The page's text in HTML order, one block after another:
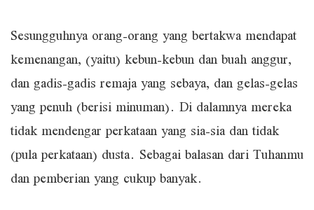
Sesungguhnya orang-orang yang bertakwa mendapat
kemenangan, (yaitu) kebun-kebun dan buah anggur,
dan gadis-gadis remaja yang sebaya, dan gelas-gelas
yang penuh (berisi minuman). Di dalamnya mereka
tidak mendengar perkataan yang sia-sia dan tidak
(pula perkataan) dusta. Sebagai balasan dari Tuhanmu
dan pemberian yang cukup banyak.